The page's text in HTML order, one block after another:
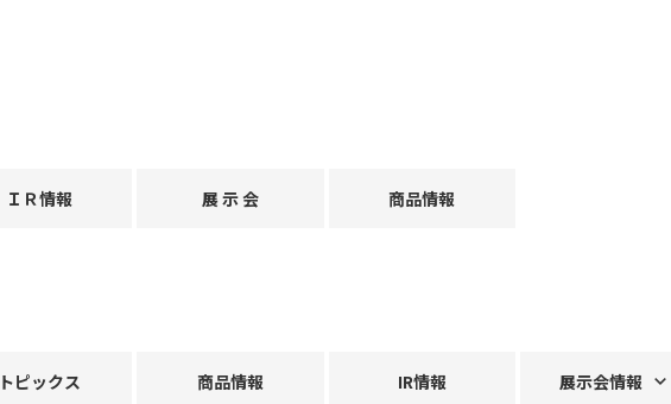
ＩＲ情報 展 示 会 商品情報
トピックス 商品情報 IR情報 展示会情報